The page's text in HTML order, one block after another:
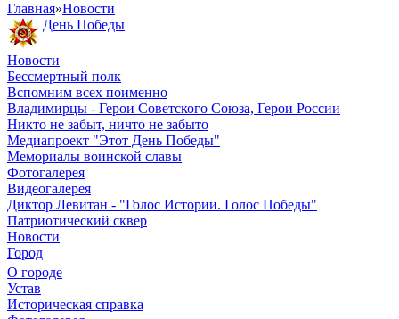
Главная»Новости
День Победы
Новости
Бессмертный полк
Вспомним всех поименно
Владимирцы - Герои Советского Союза, Герои России
Никто не забыт, ничто не забыто
Медиапроект "Этот День Победы"
Мемориалы воинской славы
Фотогалерея
Видеогалерея
Диктор Левитан - "Голос Истории. Голос Победы"
Патриотический сквер
Новости
Город
О городе
Устав
Историческая справка